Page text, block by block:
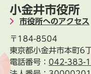
小金井市役所
市役所へのアクセス
〒184-8504
東京都小金井市本町6
電話番号： 042-383-